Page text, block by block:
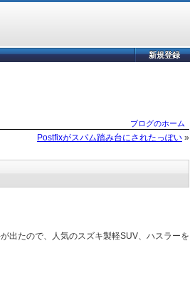
新規登録
ブログのホーム
Postfixがスパム踏み台にされたっぽい »
出たので、人気のスズキ製軽SUV、ハスラーを